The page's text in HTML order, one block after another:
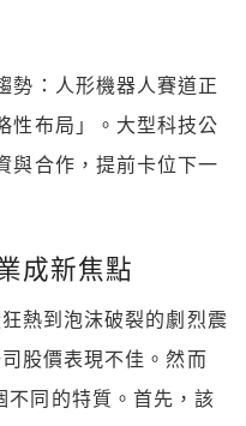
勢：人形機器人賽道正
性布局」。大型科技公
與合作，提前卡位下一
成新焦點
熱到泡沫破裂的劇烈震
股價表現不佳。然而
同的特質。首先，該